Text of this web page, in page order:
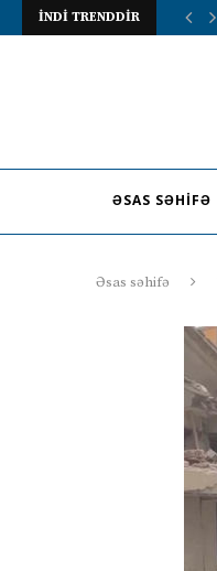
İNDİ TRENDDİR
ƏSAS SƏHIFƏ
Əsas səhifə